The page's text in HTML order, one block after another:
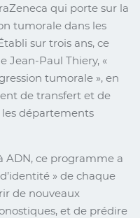
qui porte sur la
tumorale dans les
sur trois ans, ce
Jean-Paul Thiery, «
tumorale », en
de transfert et de
départements
ADN, ce programme a
» de chaque
de nouveaux
et de prédire